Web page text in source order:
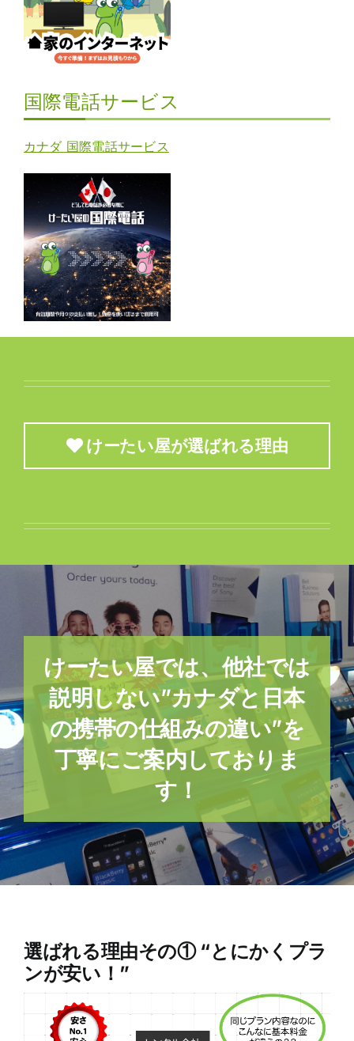
国際電話サービス
カナダ 国際電話サービス
けーたい屋が選ばれる理由
けーたい屋では、他社では
説明しない”カナダと日本
の携帯の仕組みの違い”を
丁寧にご案内しておりま
す！
選ばれる理由その① “とにかくプラ
ンが安い！”